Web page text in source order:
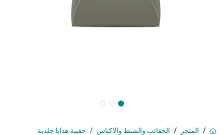
المتجر الحقائب والشنط والاكياس حقيبة هدايا جلدية